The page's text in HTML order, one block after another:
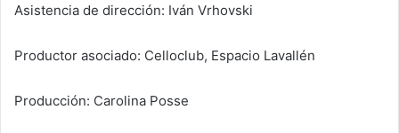
Asistencia de dirección: Iván Vrhovski
Productor asociado: Celloclub, Espacio Lavallén
Producción: Carolina Posse